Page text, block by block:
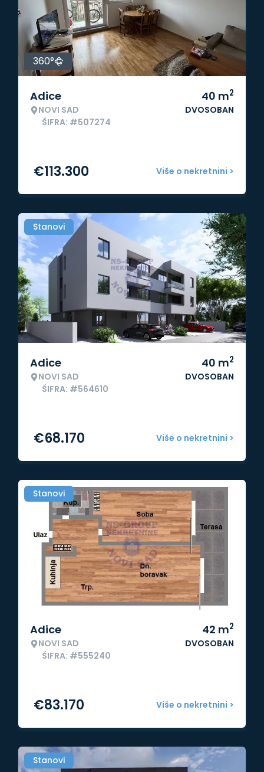
360°
Adice
NOVI SAD
ŠIFRA: #507274
40 m2
DVOSOBAN
Više o nekretnini >
€113.300
Stanovi
Adice
NOVI SAD
ŠIFRA: #564610
40 m2
DVOSOBAN
Više o nekretnini >
€68.170
Stanovi
Adice
NOVI SAD
ŠIFRA: #555240
42 m2
DVOSOBAN
Više o nekretnini >
€83.170
Stanovi